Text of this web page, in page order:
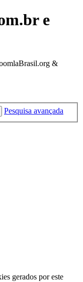
e
&
Pesquisa avançada
gerados por este